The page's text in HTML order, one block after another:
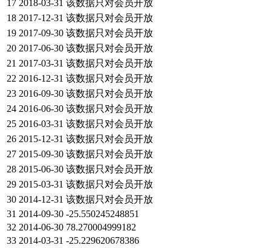
17 2018-03-31 该数据只对会员开放
18 2017-12-31 该数据只对会员开放
19 2017-09-30 该数据只对会员开放
20 2017-06-30 该数据只对会员开放
21 2017-03-31 该数据只对会员开放
22 2016-12-31 该数据只对会员开放
23 2016-09-30 该数据只对会员开放
24 2016-06-30 该数据只对会员开放
25 2016-03-31 该数据只对会员开放
26 2015-12-31 该数据只对会员开放
27 2015-09-30 该数据只对会员开放
28 2015-06-30 该数据只对会员开放
29 2015-03-31 该数据只对会员开放
30 2014-12-31 该数据只对会员开放
31 2014-09-30 -25.550245248851
32 2014-06-30 78.270004999182
33 2014-03-31 -25.229620678386